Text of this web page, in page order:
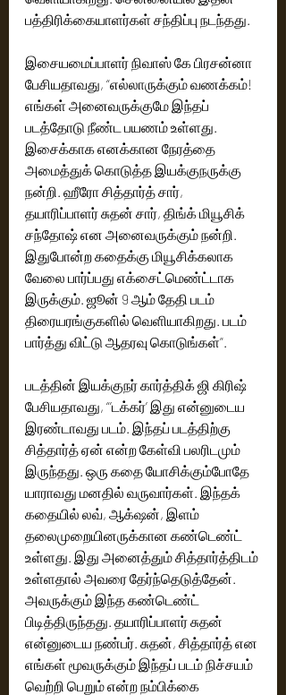
பத்திரிக்கையாளர்கள் சந்திப்பு நடந்தது.
இசையமைப்பாளர் நிவாஸ் கே பிரசன்னா
பேசியதாவது, “எல்லாருக்கும் வணக்கம்!
எங்கள் அனைவருக்குமே இந்தப்
படத்தோடு நீண்ட பயணம் உள்ளது.
இசைக்காக எனக்கான நேரத்தை
அமைத்துக் கொடுத்த இயக்குநருக்கு
நன்றி. ஹீரோ சித்தார்த் சார்,
தயாரிப்பாளர் சுதன் சார், திங்க் மியூசிக்
சந்தோஷ் என அனைவருக்கும் நன்றி.
இதுபோன்ற கதைக்கு மியூசிக்கலாக
வேலை பார்ப்பது எக்சைட்மெண்ட்டாக
இருக்கும். ஜூன் 9 ஆம் தேதி படம்
திரையரங்குகளில் வெளியாகிறது. படம்
பார்த்து விட்டு ஆதரவு கொடுங்கள்”.
படத்தின் இயக்குநர் கார்த்திக் ஜி கிரிஷ்
பேசியதாவது, “’டக்கர்’ இது என்னுடைய
இரண்டாவது படம். இந்தப் படத்திற்கு
சித்தார்த் ஏன் என்ற கேள்வி பலரிடமும்
இருந்தது. ஒரு கதை யோசிக்கும்போதே
யாராவது மனதில் வருவார்கள். இந்தக்
கதையில் லவ், ஆக்‌ஷன், இளம்
தலைமுறையினருக்கான கண்டெண்ட்
உள்ளது. இது அனைத்தும் சித்தார்த்திடம்
உள்ளதால் அவரை தேர்ந்தெடுத்தேன்.
அவருக்கும் இந்த கண்டெண்ட்
பிடித்திருந்தது. தயாரிப்பாளர் சுதன்
என்னுடைய நண்பர். சுதன், சித்தார்த் என
எங்கள் மூவருக்கும் இந்தப் படம் நிச்சயம்
வெற்றி பெறும் என்ற நம்பிக்கை